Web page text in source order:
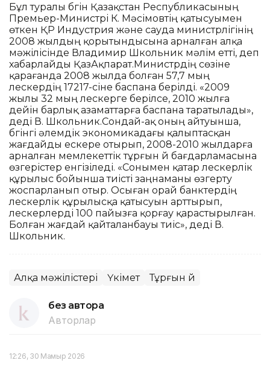
Бұл туралы бүгін Қазақстан Республикасының
Премьер-Министрі К. Мәсімовтің қатысуымен
өткен ҚР Индустрия және сауда министрлігінің
2008 жылдың қорытындысына арналған алқа
мәжілісінде Владимир Школьник мәлім етті, деп
хабарлайды ҚазАқпарат.Министрдің сөзіне
қарағанда 2008 жылда болған 57,7 мың
үлескердің 17217-сіне баспана берілді. «2009
жылы 32 мың үлескерге берілсе, 2010 жылға
дейін барлық азаматтарға баспана таратылады»,
деді В. Школьник.Сондай-ақ оның айтуынша,
бүгінгі әлемдік экономикадағы қалыптасқан
жағдайды ескере отырып, 2008-2010 жылдарға
арналған мемлекеттік тұрғын үй бағдарламасына
өзгерістер енгізіледі. «Сонымен қатар үлескерлік
құрылыс бойынша тиісті заңнаманы өзгерту
жоспарланып отыр. Осыған орай банктердің
үлескерлік құрылысқа қатысуын арттырып,
үлескерлерді 100 пайызға қорғау қарастырылған.
Болған жағдай қайталанбауы тиіс», деді В.
Школьник.
Алқа мәжілістері Үкімет Тұрғын үй
без автора
Авторлар
12:26, 30 Мамыр 2026